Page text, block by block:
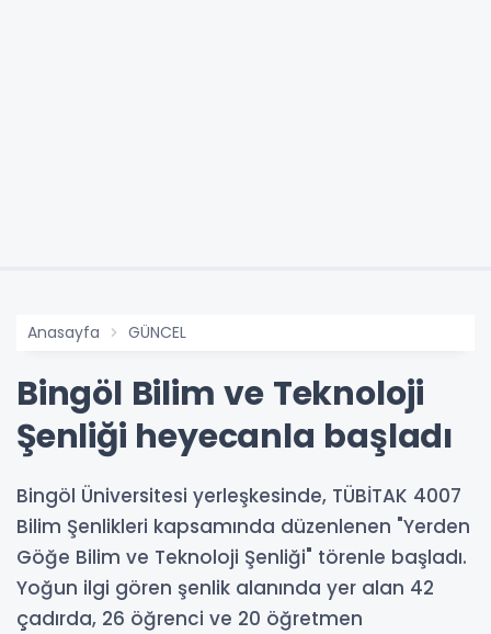
Anasayfa GÜNCEL
Bingöl Bilim ve Teknoloji
Şenliği heyecanla başladı
Bingöl Üniversitesi yerleşkesinde, TÜBİTAK 4007
Bilim Şenlikleri kapsamında düzenlenen "Yerden
Göğe Bilim ve Teknoloji Şenliği" törenle başladı.
Yoğun ilgi gören şenlik alanında yer alan 42
çadırda, 26 öğrenci ve 20 öğretmen